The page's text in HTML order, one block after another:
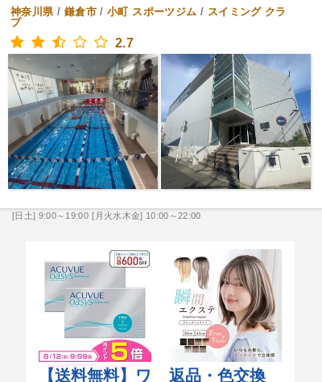
神奈川県/ 鎌倉市/小町 スポーツジム / スイミング クラ
ブ
2.7
[日土] 9:00～19:00 [月火水木金] 10:00～22:00